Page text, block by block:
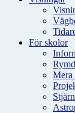
För skolor
Mera